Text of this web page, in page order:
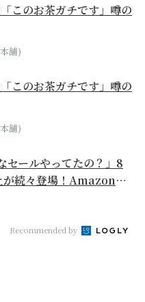
このお茶ガチです」噂の
舗)
このお茶ガチです」噂の
舗)
セールやってたの？」8
が続々登場！Amazonの
Recommended by